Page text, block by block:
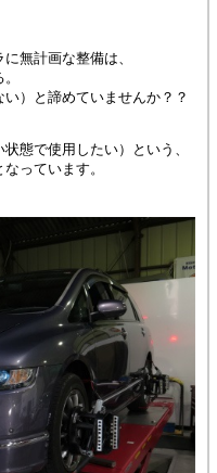
無計画な整備は、
い）と諦めていませんか？？
態で使用したい）という、
っています。